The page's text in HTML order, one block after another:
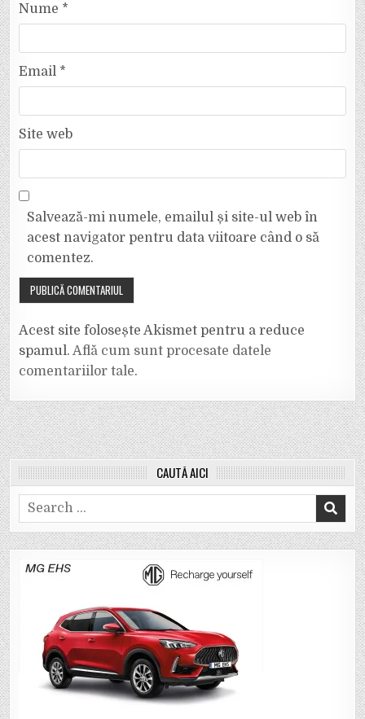
Nume *
Email *
Site web
Salvează-mi numele, emailul și site-ul web în
acest navigator pentru data viitoare când o să
comentez.
Acest site folosește Akismet pentru a reduce
spamul.Află cum sunt procesate datele
comentariilor tale.
CAUTĂ AICI
Search
for: